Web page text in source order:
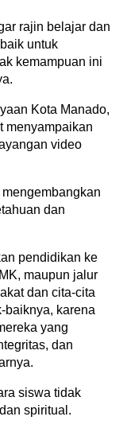
rajin belajar dan
untuk
kemampuan ini
Kota Manado,
menyampaikan
video
dan
pendidikan ke
maupun jalur
dan cita-cita
baiknya, karena
yang
dan
siswa tidak
spiritual.